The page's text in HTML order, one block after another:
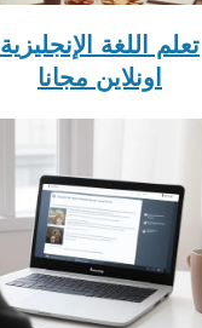
تعلم اللغة الإنجليزية
اونلاين مجانا